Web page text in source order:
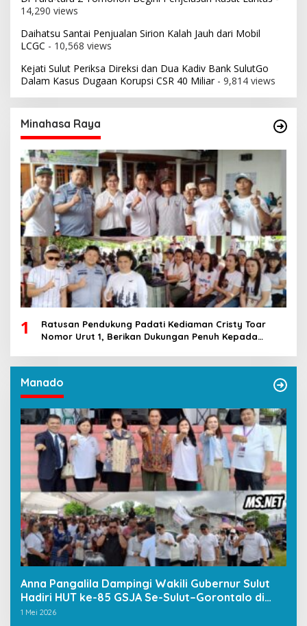
14,290 views
Daihatsu Santai Penjualan Sirion Kalah Jauh dari Mobil
LCGC - 10,568 views
Kejati Sulut Periksa Direksi dan Dua Kadiv Bank SulutGo
Dalam Kasus Dugaan Korupsi CSR 40 Miliar- 9,814 views
Minahasa Raya
1
Ratusan Pendukung Padati Kediaman Cristy Toar
Nomor Urut 1, Berikan Dukungan Penuh Kepada
Manado
Anna Pangalila Dampingi Wakili Gubernur Sulut
Hadiri HUT ke-85 GSJA Se-Sulut–Gorontalo di
Langowan
1 Mei 2026